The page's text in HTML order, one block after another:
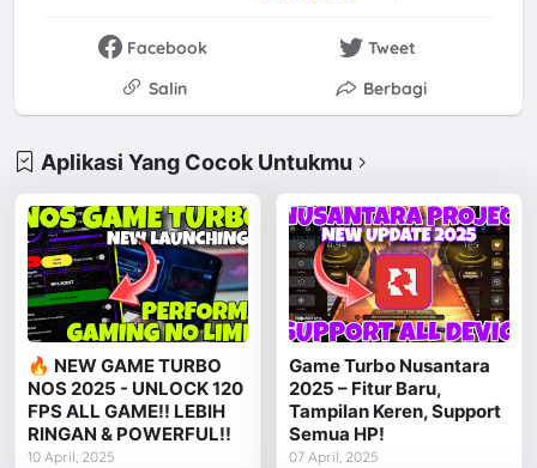
Facebook
Tweet
Salin
Berbagi
Aplikasi Yang Cocok Untukmu
🔥 NEW GAME TURBO
NOS 2025 - UNLOCK 120
FPS ALL GAME!! LEBIH
RINGAN & POWERFUL!!
10 April, 2025
Game Turbo Nusantara
2025 – Fitur Baru,
Tampilan Keren, Support
Semua HP!
07 April, 2025